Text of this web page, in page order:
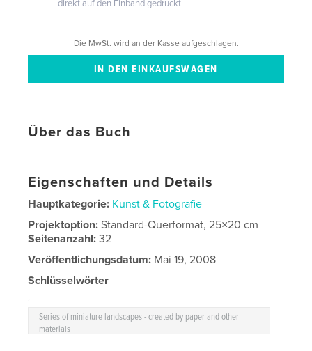
direkt auf den Einband gedruckt
Die MwSt. wird an der Kasse aufgeschlagen.
Über das Buch
Eigenschaften und Details
Hauptkategorie: Kunst & Fotografie
Projektoption:Standard-Querformat, 25×20 cm
Seitenanzahl:32
Veröffentlichungsdatum: Mai 19, 2008
Schlüsselwörter
,
Series of miniature landscapes - created by paper and other
materials